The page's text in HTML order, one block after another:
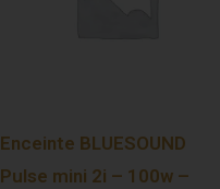
Enceinte BLUESOUND
Pulse mini 2i – 100w –